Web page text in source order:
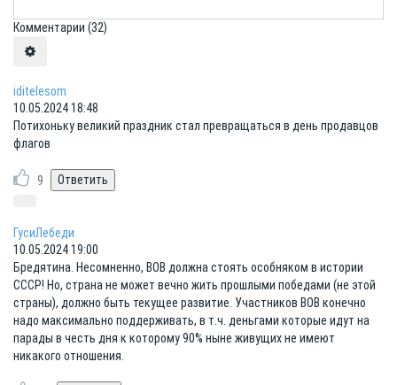
Комментарии (32)
iditelesom
10.05.2024 18:48
Потихоньку великий праздник стал превращаться в день продавцов
флагов
9
ГусиЛебеди
10.05.2024 19:00
Бредятина. Несомненно, ВОВ должна стоять особняком в истории
СССР! Но, страна не может вечно жить прошлыми победами (не этой
страны), должно быть текущее развитие. Участников ВОВ конечно
надо максимально поддерживать, в т.ч. деньгами которые идут на
парады в честь дня к которому 90% ныне живущих не имеют
никакого отношения.